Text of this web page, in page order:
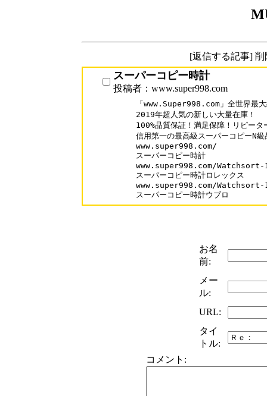
[返信する記事]
スーパーコピー時計
投稿者：www.super998.com
「www.Super998.com」全世界最
2019年超人気の新しい大量在庫！
100%品質保証！満足保障！リピー
信用第一の最高級スーパーコピーN級
www.super998.com/
スーパーコピー時計
www.super998.com/
スーパーコピー時計ロレックス
www.super998.com/
お名
前:
メー
ル:
URL:
タイ
トル:
コメント: